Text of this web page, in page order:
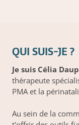
QUI SUIS-JE ?
Je suis Célia
thérapeute
PMA et la
Au sein de la